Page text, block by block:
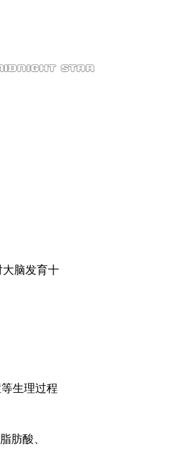
脑发育十
生理过程
肪酸、